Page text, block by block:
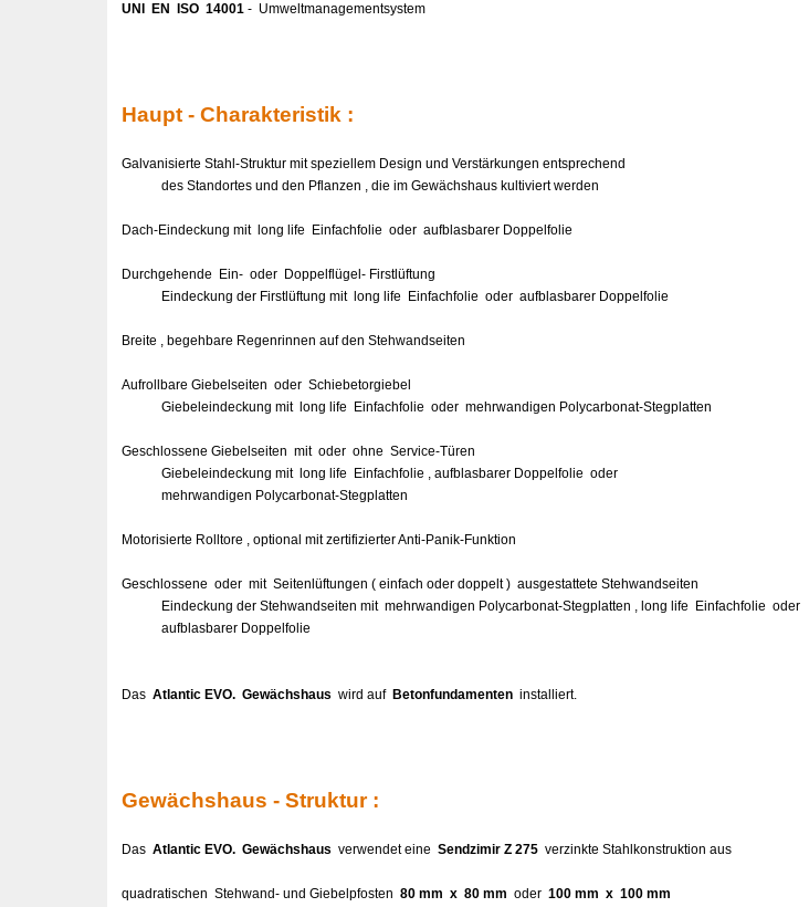
UNI EN ISO 14001 - Umweltmanagementsystem
Haupt - Charakteristik :
Galvanisierte Stahl-Struktur mit speziellem Design und Verstärkungen entsprechend
des Standortes und den Pflanzen , die im Gewächshaus kultiviert werden
Dach-Eindeckung mit long life Einfachfolie oderaufblasbarer Doppelfolie
Durchgehende Ein- oder Doppelflügel- Firstlüftung
Eindeckung der Firstlüftung mit long life Einfachfolie oderaufblasbarer Doppelfolie
Breite , begehbare Regenrinnen auf den Stehwandseiten
Aufrollbare Giebelseiten oder Schiebetorgiebel
Giebeleindeckung mit long life Einfachfolie oder mehrwandigen Polycarbonat-Stegplatten
Geschlossene Giebelseiten mit oder ohne Service-Türen
Giebeleindeckung mit long life Einfachfolie , aufblasbarer Doppelfolie oder
mehrwandigen Polycarbonat-Stegplatten
Motorisierte Rolltore , optional mit zertifizierter Anti-Panik-Funktion
Geschlossene oder mit Seitenlüftungen ( einfach oder doppelt ) ausgestattete Stehwandseiten
Eindeckung der Stehwandseiten mit mehrwandigen Polycarbonat-Stegplatten , long life Einfachfolie oder
aufblasbarer Doppelfolie
DasAtlantic EVO. Gewächshaus wird auf Betonfundamenten installiert.
Gewächshaus - Struktur :
DasAtlantic EVO. Gewächshaus verwendet eineSendzimir Z 275 verzinkte Stahlkonstruktion aus
quadratischen Stehwand- und Giebelpfosten80 mm x 80 mm oder100 mm x 100 mm